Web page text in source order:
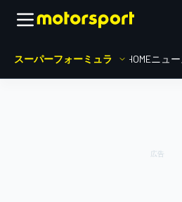
スーパーフォーミュラ HOMEニュー